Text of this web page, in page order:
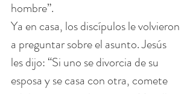
hombre”.
Ya en casa, los discípulos le volvieron
a preguntar sobre el asunto. Jesús
les dijo: “Si uno se divorcia de su
esposa y se casa con otra, comete